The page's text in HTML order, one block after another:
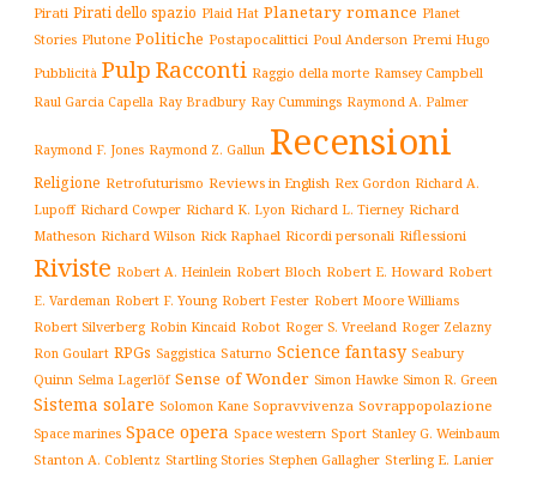
Pirati Pirati dello spazio Plaid Hat Planetary romance Planet
Stories Plutone Politiche Postapocalittici Poul Anderson Premi Hugo
Pubblicità Pulp Racconti Raggio della morte Ramsey Campbell
Raul Garcia Capella Ray Bradbury Ray Cummings Raymond A. Palmer
Raymond F. Jones Raymond Z. Gallun Recensioni
Religione Retrofuturismo Reviews in English Rex Gordon Richard A.
Lupoff Richard Cowper Richard K. Lyon Richard L. Tierney Richard
Matheson Richard Wilson Rick Raphael Ricordi personali Riflessioni
Riviste Robert A. Heinlein Robert Bloch Robert E. Howard Robert
E. Vardeman Robert F. Young Robert Fester Robert Moore Williams
Robert Silverberg Robin Kincaid Robot Roger S. Vreeland Roger Zelazny
Ron Goulart RPGs Saggistica Saturno Science fantasy Seabury
Quinn Selma Lagerlöf Sense of Wonder Simon Hawke Simon R. Green
Sistema solare Solomon Kane Sopravvivenza Sovrappopolazione
Space marines Space opera Space western Sport Stanley G. Weinbaum
Stanton A. Coblentz Startling Stories Stephen Gallagher Sterling E. Lanier